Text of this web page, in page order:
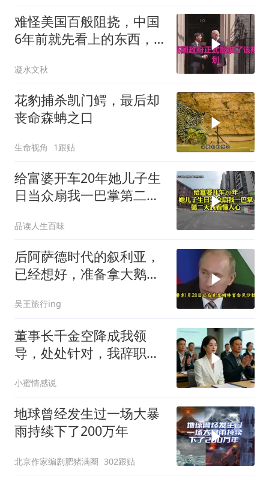
难怪美国百般阻挠，中国
6年前就先看上的东西，
凝水文秋
花豹捕杀凯门鳄，最后却
丧命森蚺之口
生命视角 1跟贴
给富婆开车20年她儿子生
日当众扇我一巴掌第二天
品读人生百味
后阿萨德时代的叙利亚，
已经想好，准备拿大鹅石
吴王旅行ing
董事长千金空降成我领
导，处处针对，我辞职
小蜜情感说
地球曾经发生过一场大暴
雨持续下了200万年
北京作家编剧肥猪满圈 302跟贴